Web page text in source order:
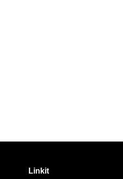
Linkit